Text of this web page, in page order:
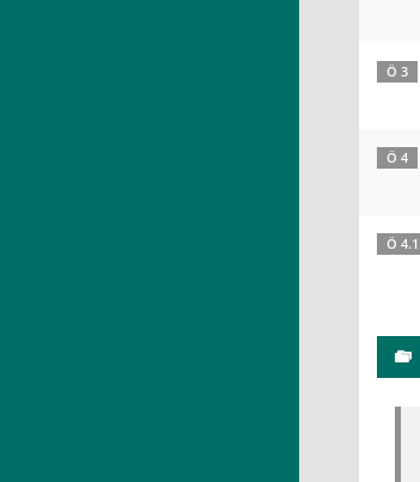
Ö 3
Ö 4
Ö 4.1